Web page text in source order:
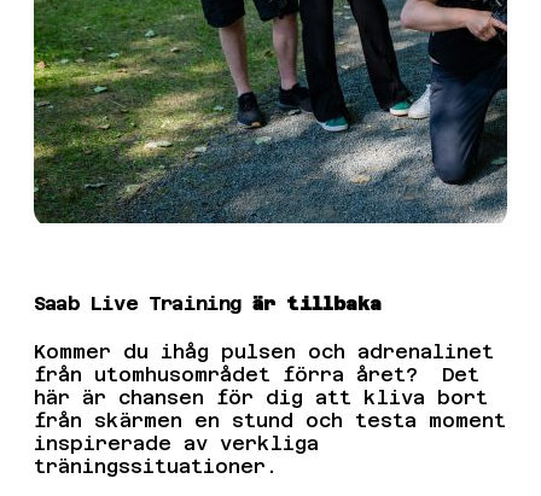
Saab Live Trainingär tillbaka
Kommer du ihåg pulsen och adrenalinet
från utomhusområdet förra året? Det
här är chansen för dig att kliva bort
från skärmen en stund och testa moment
inspirerade av verkliga
träningssituationer.